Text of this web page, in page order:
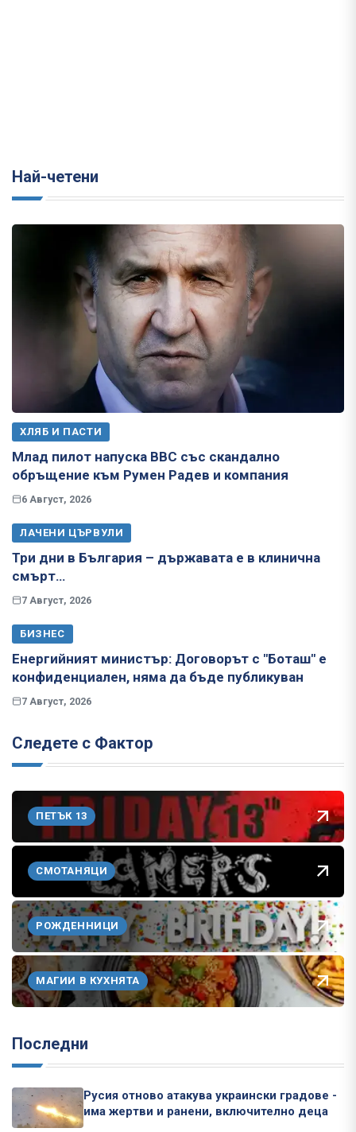
Най-четени
ХЛЯБ И ПАСТИ
Млад пилот напуска ВВС със скандално
обръщение към Румен Радев и компания
6 Август, 2026
ЛАЧЕНИ ЦЪРВУЛИ
Три дни в България – държавата е в клинична
смърт…
7 Август, 2026
БИЗНЕС
Енергийният министър: Договорът с "Боташ" е
конфиденциален, няма да бъде публикуван
7 Август, 2026
Следете с Фактор
ПЕТЪК 13
СМОТАНЯЦИ
РОЖДЕННИЦИ
МАГИИ В КУХНЯТА
Последни
Русия отново атакува украински градове -
има жертви и ранени, включително деца